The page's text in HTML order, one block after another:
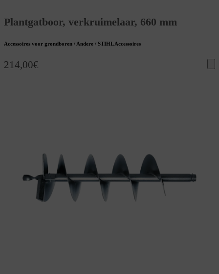
Plantgatboor, verkruimelaar, 660 mm
Accessoires voor grondboren / Andere / STIHL Accessoires
214,00€